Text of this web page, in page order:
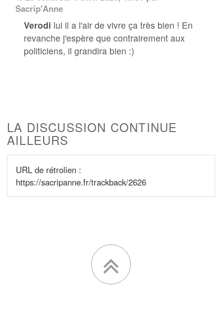
Sacrip'Anne
Verodi lui il a l'air de vivre ça très bien ! En
revanche j'espère que contrairement aux
politiciens, il grandira bien :)
LA DISCUSSION CONTINUE
AILLEURS
URL de rétrolien :
https://sacripanne.fr/trackback/2626